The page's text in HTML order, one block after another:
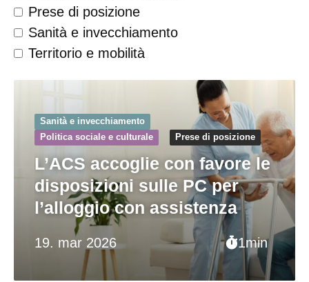
Prese di posizione
Sanità e invecchiamento
Territorio e mobilità
19. mar 2026 1min
Sanità e invecchiamento
Politica sociale e culturale
Prese di posizione
L’ACS accoglie con favore le
disposizioni sulle PC per
l’alloggio con assistenza